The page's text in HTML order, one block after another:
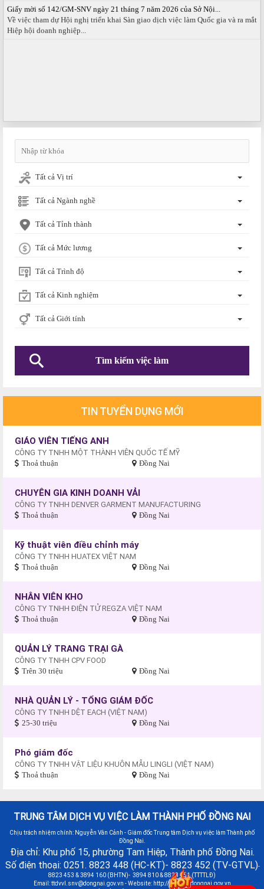
Về việc tham dự Hội nghị triển khai Sàn giao dịch việc làm Quốc gia và ra mắt
Hiệp hội doanh nghiệp...
Tất cả Vị trí
Tất cả Ngành nghề
Tất cả Tỉnh thành
Tất cả Mức lương
Tất cả Trình độ
Tất cả Kinh nghiệm
Tất cả Giới tính
TIN TUYỂN DỤNG MỚI
GIÁO VIÊN TIẾNG ANH
CÔNG TY TNHH MỘT THÀNH VIÊN QUỐC TẾ MỸ
Thoả thuận Đồng Nai
CHUYÊN GIA KINH DOANH VẢI
CÔNG TY TNHH DENVER GARMENT MANUFACTURING
Thoả thuận Đồng Nai
Kỹ thuật viên điều chỉnh máy
CÔNG TY TNHH HUATEX VIỆT NAM
Thoả thuận Đồng Nai
NHÂN VIÊN KHO
CÔNG TY TNHH ĐIỆN TỬ REGZA VIỆT NAM
Thoả thuận Đồng Nai
QUẢN LÝ TRANG TRẠI GÀ
CÔNG TY TNHH CPV FOOD
Trên 30 triệu Đồng Nai
NHÀ QUẢN LÝ - TỔNG GIÁM ĐỐC
CÔNG TY TNHH DỆT EACH (VIỆT NAM)
25-30 triệu Đồng Nai
Phó giám đốc
CÔNG TY TNHH VẬT LIỆU KHUÔN MẪU LINGLI (VIỆT NAM)
Thoả thuận Đồng Nai
TRUNG TÂM DỊCH VỤ VIỆC LÀM THÀNH PHỐ ĐỒNG NAI
Chịu trách nhiệm chính: Nguyễn Văn Cảnh - Giám đốc Trung tâm Dịch vụ việc làm Thành phố
Đồng Nai.
Địa chỉ: Khu phố 15, phường Tam Hiệp, Thành phố Đồng Nai.
Số điện thoại: 0251. 8823 448 (HC-KT)- 8823 452 (TV-GTVL)-
8823 453 & 3894 160 (BHTN)- 3894 810 & 8823 451 (TTTTLĐ)
Email:ttdvvl.snv@dongnai.gov.vn - Website: http://vieclamdongnai.gov.vn